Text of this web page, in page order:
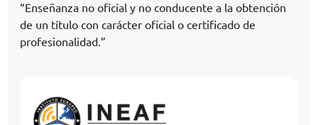
“Enseñanza no oficial y no conducente a la obtención
de un título con carácter oficial o certificado de
profesionalidad.”